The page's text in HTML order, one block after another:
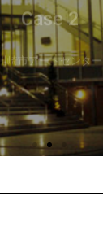
川崎市アートセンター